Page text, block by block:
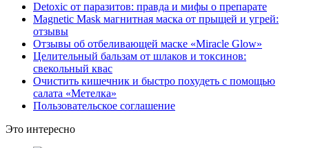
Detoxic от паразитов: правда и мифы о препарате
Magnetic Mask магнитная маска от прыщей и угрей:
отзывы
Отзывы об отбеливающей маске «Miracle Glow»
Целительный бальзам от шлаков и токсинов:
свекольный квас
Очистить кишечник и быстро похудеть с помощью
салата «Метелка»
Пользовательское соглашение
Это интересно